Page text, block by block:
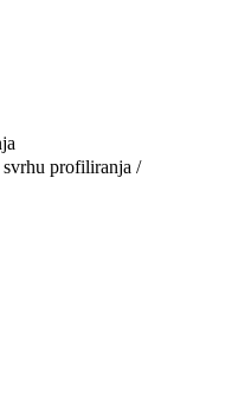
svrhu profiliranja /